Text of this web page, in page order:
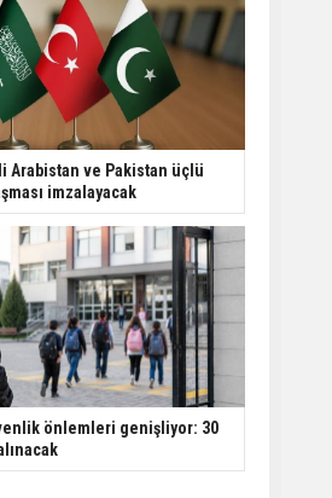
Arabistan ve Pakistan üçlü
imzalayacak
önlemleri genişliyor: 30